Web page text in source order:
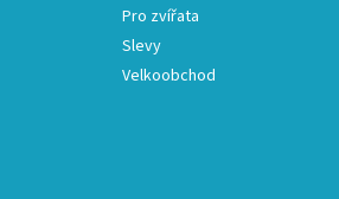
Pro zvířata
Slevy
Velkoobchod